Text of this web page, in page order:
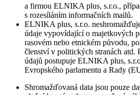
a firmou ELNIKA plus, s.r.o.,
s rozesíláním informačních mailů.
ELNIKA plus, s.r.o.
údaje vypovídající o majetkových
rasovém nebo etnickém původu,
členství v politických stranách atd.
údajů postupuje ELNIKA plus,
Evropského parlamentu a Rady
Shromažďovaná data jsou pouze